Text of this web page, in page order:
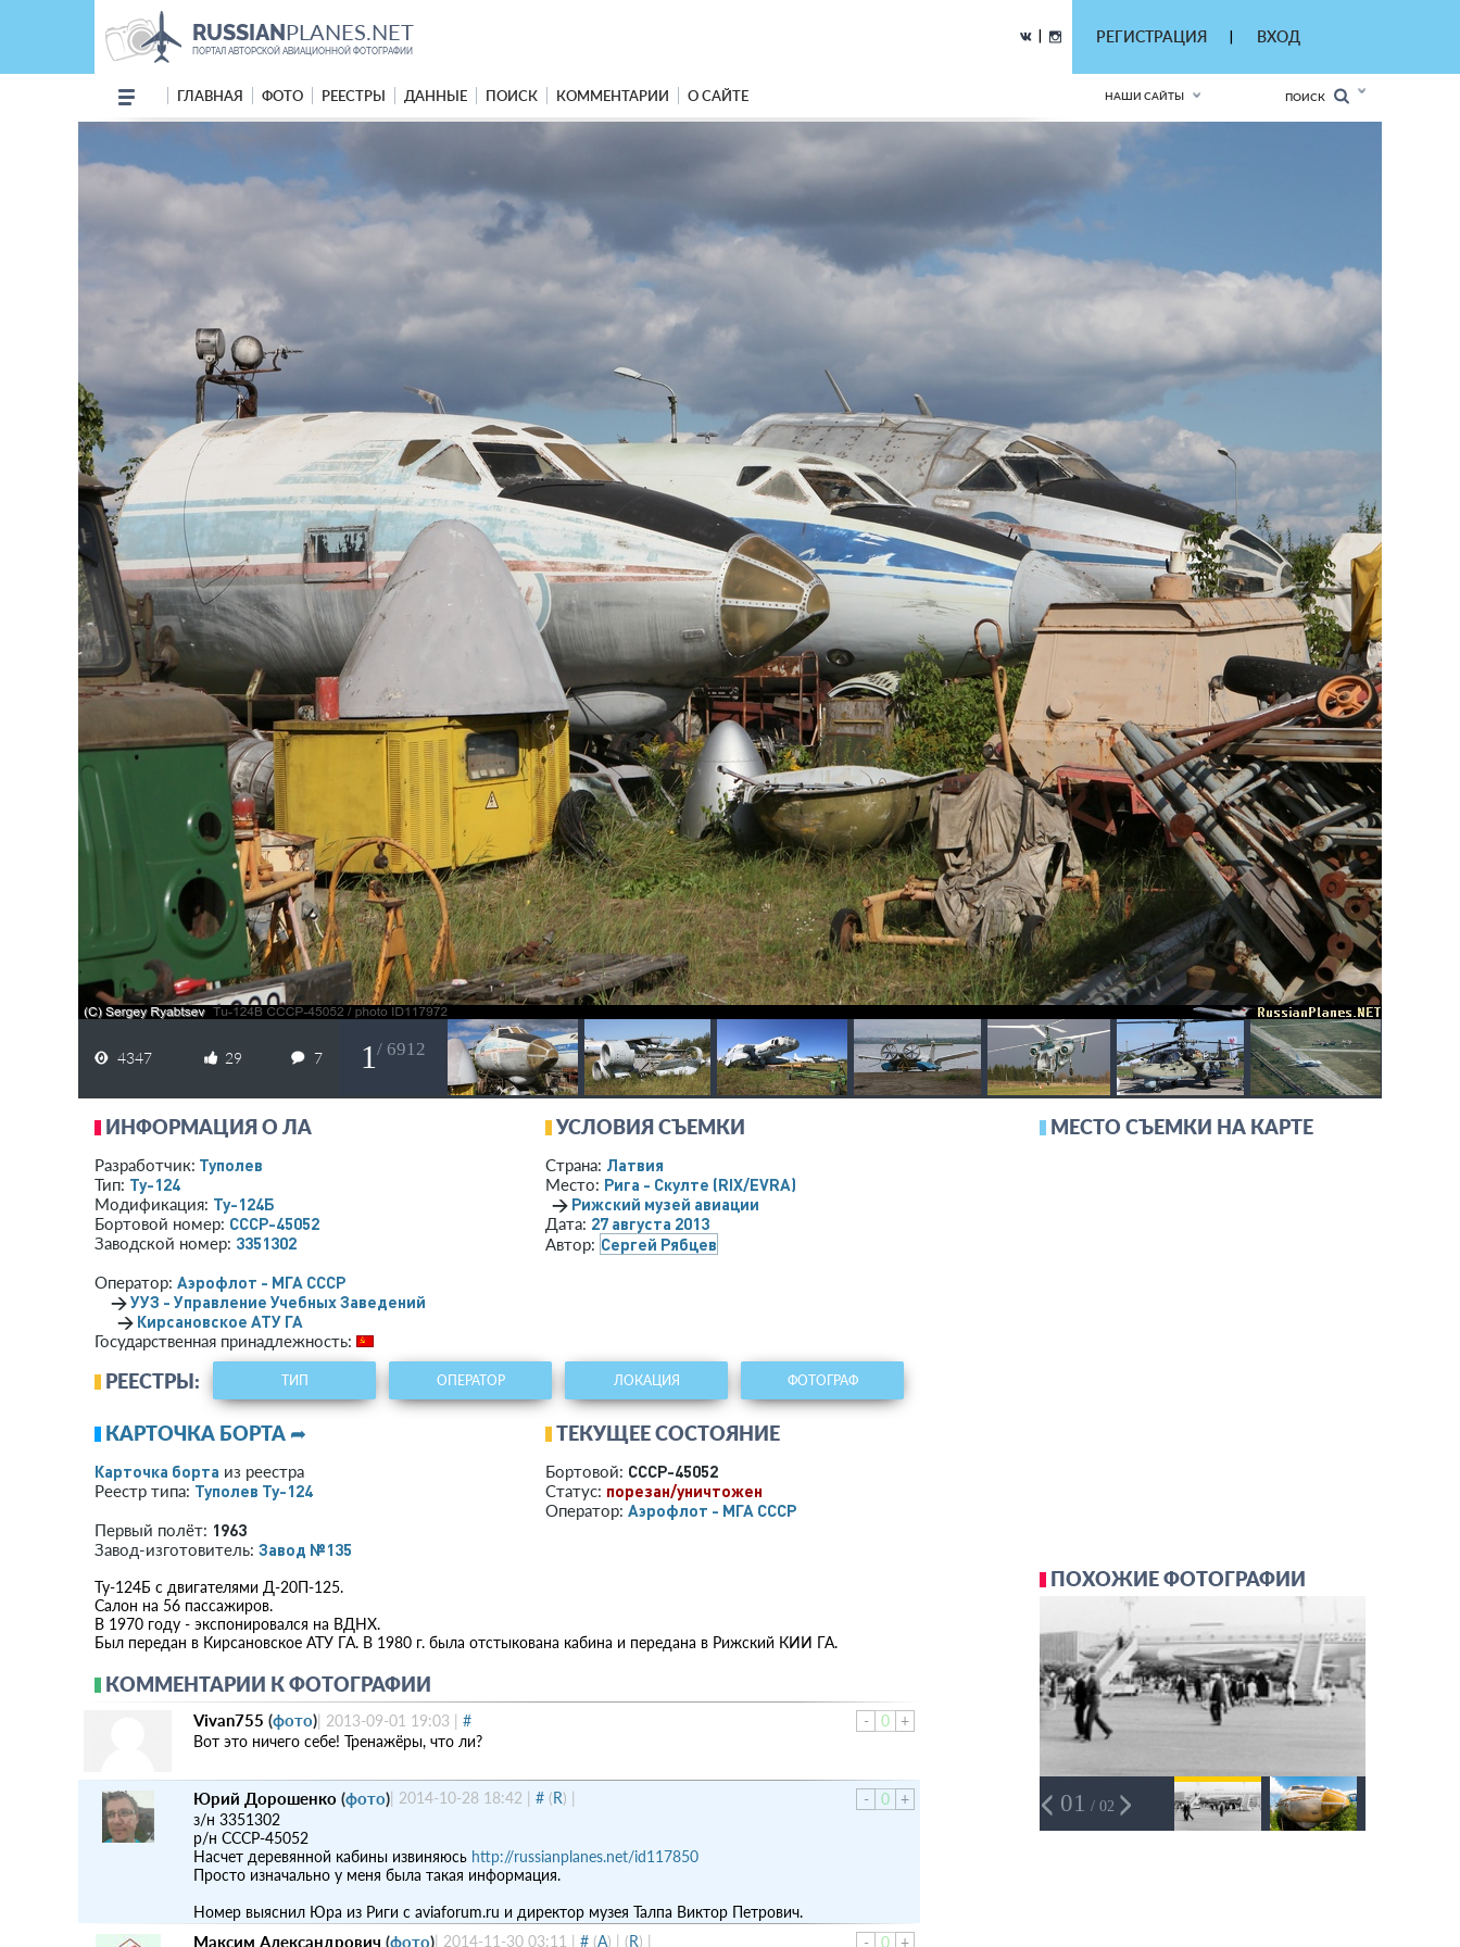
RUSSIANPLANES.NET
ПОРТАЛ АВТОРСКОЙ АВИАЦИОННОЙ ФОТОГРАФИИ
РЕГИСТРАЦИЯ ВХОД
ГЛАВНАЯ ФОТО РЕЕСТРЫ ДАННЫЕ ПОИСК КОММЕНТАРИИ О САЙТЕ НАШИ САЙТЫ ПОИСК
4347 29 7 1 / 6912
ИНФОРМАЦИЯ О ЛА
Разработчик: Туполев
Тип: Ту-124
Модификация: Ту-124Б
Бортовой номер: СССР-45052
Заводской номер: 3351302
Оператор: Аэрофлот - МГА СССР
→УУЗ - Управление Учебных Заведений
→ Кирсановское АТУ ГА
Государственная принадлежность:
УСЛОВИЯ СЪЕМКИ
Страна: Латвия
Место: Рига - Скулте (RIX/EVRA)
→ Рижский музей авиации
Дата: 27 августа 2013
Автор: Сергей Рябцев
РЕЕСТРЫ: ТИП ОПЕРАТОР ЛОКАЦИЯ ФОТОГРАФ
КАРТОЧКА БОРТА ➦
Карточка борта из реестра
Реестр типа: Туполев Ту-124
Первый полёт: 1963
Завод-изготовитель: Завод №135
ТЕКУЩЕЕ СОСТОЯНИЕ
Бортовой: СССР-45052
Статус: порезан/уничтожен
Оператор: Аэрофлот - МГА СССР
Ту-124Б с двигателями Д-20П-125.
Салон на 56 пассажиров.
В 1970 году - экспонировался на ВДНХ.
Был передан в Кирсановское АТУ ГА. В 1980 г. была отстыкована кабина и передана в Рижский КИИ ГА.
КОММЕНТАРИИ К ФОТОГРАФИИ
- 0 +
Vivan755 (фото)| 2013-09-01 19:03 | #
Вот это ничего себе! Тренажёры, что ли?
- 0 +
Юрий Дорошенко (фото)| 2014-10-28 18:42 | # (R) |
з/н 3351302
р/н СССР-45052
Насчет деревянной кабины извиняюсь http://russianplanes.net/id117850
Просто изначально у меня была такая информация.
Номер выяснил Юра из Риги с aviaforum.ru и директор музея Талпа Виктор Петрович.
-
0 +
Максим Александрович (фото)| 2014-11-30 03:11 | # (A) | (R) |
МЕСТО СЪЕМКИ НА КАРТЕ
ПОХОЖИЕ ФОТОГРАФИИ
01 / 02